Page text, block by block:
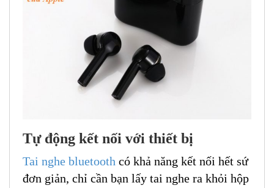
Tự động kết nối với thiết bị
Tai nghe bluetooth có khả năng kết nối hết sứ
đơn giản, chỉ cần bạn lấy tai nghe ra khỏi hộp